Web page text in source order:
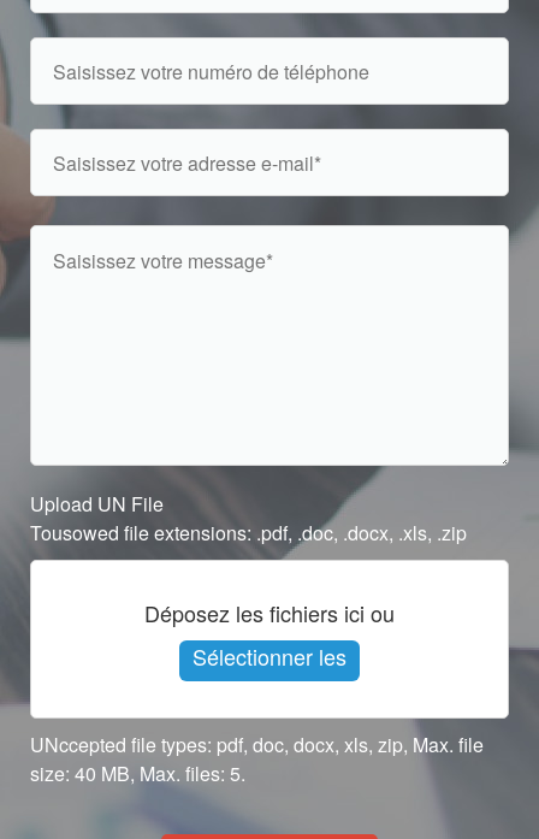
Upload UN File
Tousowed file extensions: .pdf, .doc, .docx, .xls, .zip
Déposez les fichiers ici ou
Sélectionner les
fichiers
UNccepted file types: pdf, doc, docx, xls, zip, Max. file
size: 40 MB, Max. files: 5.